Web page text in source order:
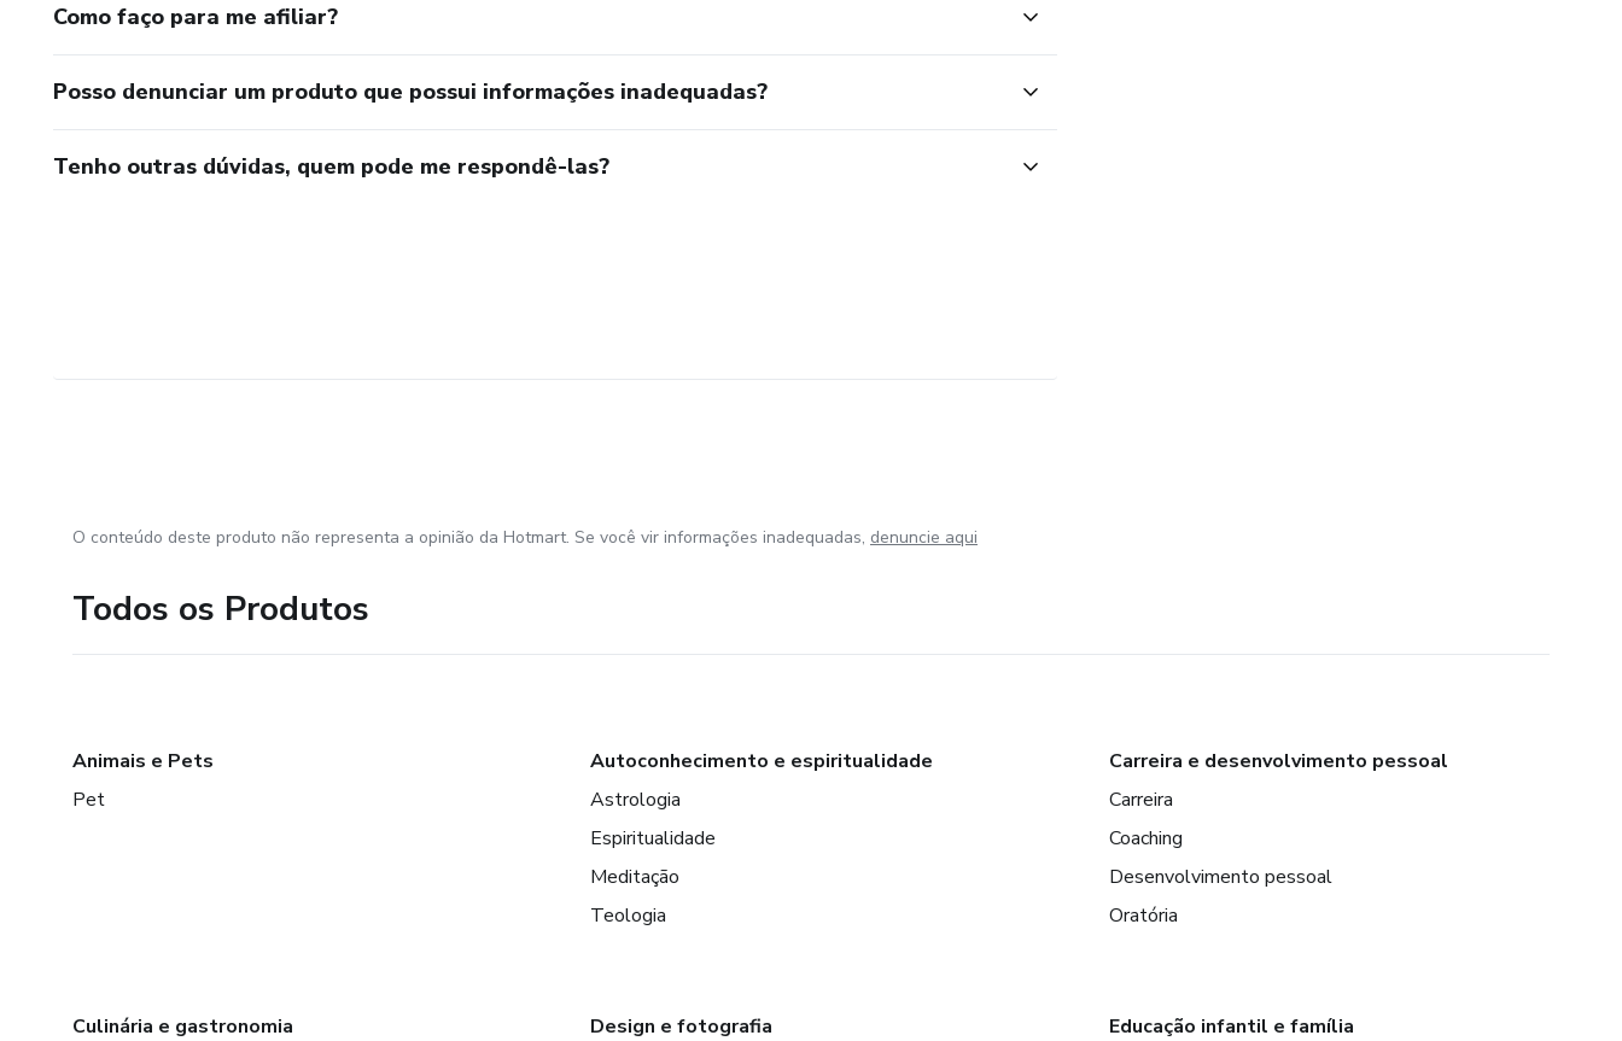
Como faço para me afiliar?
Posso denunciar um produto que possui informações inadequadas?
Tenho outras dúvidas, quem pode me respondê-las?
O conteúdo deste produto não representa a opinião da Hotmart. Se você vir informações inadequadas, denuncie aqui
Todos os Produtos
Animais e Pets
Pet
Autoconhecimento e espiritualidade
Astrologia
Espiritualidade
Meditação
Teologia
Carreira e desenvolvimento pessoal
Carreira
Coaching
Desenvolvimento pessoal
Oratória
Culinária e gastronomia
Design e fotografia
Educação infantil e família